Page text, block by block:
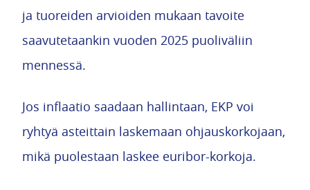
ja tuoreiden arvioiden mukaan tavoite
saavutetaankin vuoden 2025 puoliväliin
mennessä.
Jos inflaatio saadaan hallintaan, EKP voi
ryhtyä asteittain laskemaan ohjauskorkojaan,
mikä puolestaan laskee euribor-korkoja.